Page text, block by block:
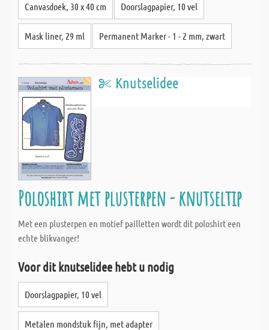
Canvasdoek, 30 x 40 cm Doorslagpapier, 10 vel
Mask liner, 29 ml Permanent Marker - 1 - 2 mm, zwart
Knutselidee
Poloshirt met plusterpen - knutseltip
Met een plusterpen en motief pailletten wordt dit poloshirt een
echte blikvanger!
Voor dit knutselidee hebt u nodig
Doorslagpapier, 10 vel
Metalen mondstuk fijn, met adapter